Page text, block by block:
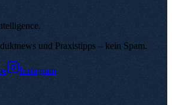
.
und Praxistipps – kein Spam.
Instagram